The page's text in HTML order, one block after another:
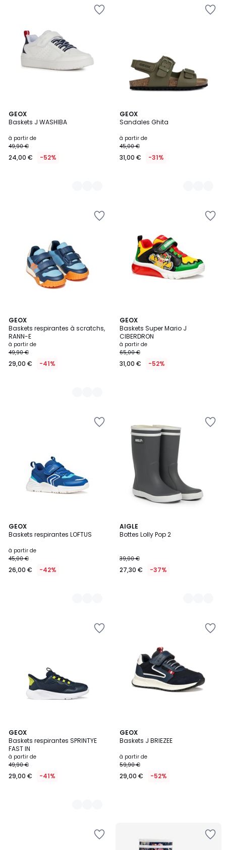
GEOX
Baskets J WASHIBA
à partir de
49,90 €
24,00 € -52%
2
Couleurs
GEOX
Sandales Ghita
à partir de
45,00 €
31,00 € -31%
2
Couleurs
GEOX
Baskets respirantes à scratchs,
RANN-E
à partir de
49,90 €
29,00 € -41%
3
Couleurs
GEOX
Baskets Super Mario J
CIBERDRON
à partir de
65,00 €
31,00 € -52%
GEOX
Baskets respirantes LOFTUS
à partir de
45,00 €
26,00 € -42%
2
Couleurs
AIGLE
Bottes Lolly Pop 2
39,00 €
27,30 € -37%
2
Couleurs
GEOX
Baskets respirantes SPRINTYE
FAST IN
à partir de
49,90 €
29,00 € -41%
2
Couleurs
GEOX
Baskets J BRIEZEE
à partir de
59,90 €
29,00 € -52%